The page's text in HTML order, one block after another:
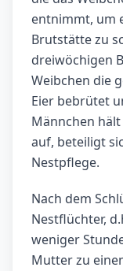
entnimmt, um
Brutstätte zu
dreiwöchigen
Weibchen die
Eier bebrütet
Männchen
auf, beteiligt
Nestpflege.
Nach dem
Nestflüchter,
weniger
Mutter zu